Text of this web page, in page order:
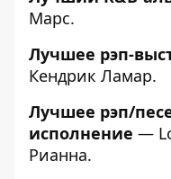
Марс.
Лучшее рэп-
Кендрик Ламар.
Лучшее рэп/
исполнение —
Рианна.